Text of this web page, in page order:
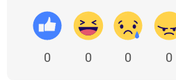
0 0 0 0